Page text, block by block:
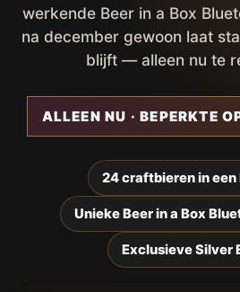
werkende Beer in a Box
na december gewoon laat
blijft — alleen nu te
ALLEEN NU · BEPERKTE
24 craftbieren in een
Unieke Beer in a Box
Exclusieve Silver